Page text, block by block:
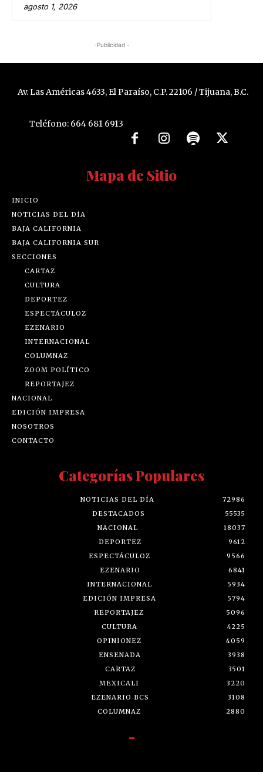
agosto 1, 2026
-Publicidad -
Av. Las Américas 4633, El Paraíso, C.P. 22106 / Tijuana, B.C.
Teléfono: 664 681 6913
Mapa de Sitio
INICIO
NOTICIAS DEL DÍA
BAJA CALIFORNIA
BAJA CALIFORNIA SUR
SECCIONES
CARTAZ
CULTURA
DEPORTEZ
ESPECTÁCULOZ
EZENARIO
INTERNACIONAL
COLUMNAZ
ZOOM POLÍTICO
REPORTAJEZ
NACIONAL
EDICIÓN IMPRESA
NOSOTROS
CONTACTO
Categorías Populares
NOTICIAS DEL DÍA
72986
DESTACADOS
55535
NACIONAL
18037
DEPORTEZ
9612
ESPECTÁCULOZ
9566
EZENARIO
6841
INTERNACIONAL
5934
EDICIÓN IMPRESA
5794
REPORTAJEZ
5096
CULTURA
4225
OPINIONEZ
4059
ENSENADA
3938
CARTAZ
3501
MEXICALI
3220
EZENARIO BCS
3108
COLUMNAZ
2880
-